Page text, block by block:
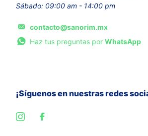
Sábado: 09:00 am - 14:00 pm
contacto@sanorim.mx
Haz tus preguntas por WhatsApp
¡Síguenos en nuestras redes